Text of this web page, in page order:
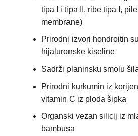
tipa I i tipa II, ribe tipa I,
membrane)
Prirodni izvori hondroitin
hijaluronske kiseline
Sadrži planinsku smolu
Prirodni kurkumin iz
vitamin C iz ploda šipka
Organski vezan silicij iz
bambusa